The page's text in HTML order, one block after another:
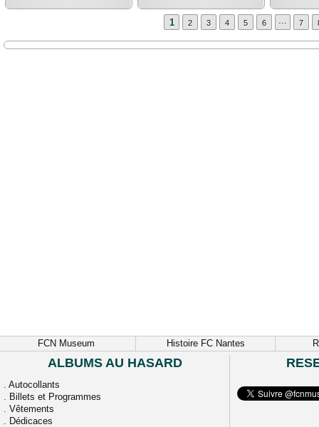
1 2 3 4 5 6 ... 7
FCN Museum Histoire FC Nantes
ALBUMS AU HASARD
. Autocollants
. Billets et Programmes
. Vêtements
. Dédicaces